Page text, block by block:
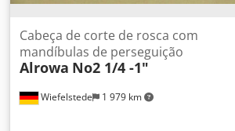
Wiefelstede 1 979 km
Cabeça de corte de rosca com
mandíbulas de perseguição
Alrowa No2 1/4 -1"